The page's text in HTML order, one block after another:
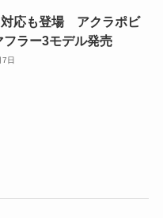
応も登場 アクラポビ
フラー3モデル発売
日